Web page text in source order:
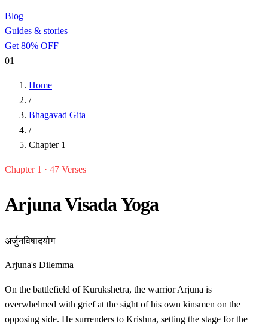
Blog
Guides & stories
Get 80% OFF
01
Home
/
Bhagavad Gita
/
Chapter 1
Chapter 1 · 47 Verses
Arjuna Visada Yoga
अर्जुनविषादयोग
Arjuna's Dilemma
On the battlefield of Kurukshetra, the warrior Arjuna is
overwhelmed with grief at the sight of his own kinsmen on the
opposing side. He surrenders to Krishna, setting the stage for the